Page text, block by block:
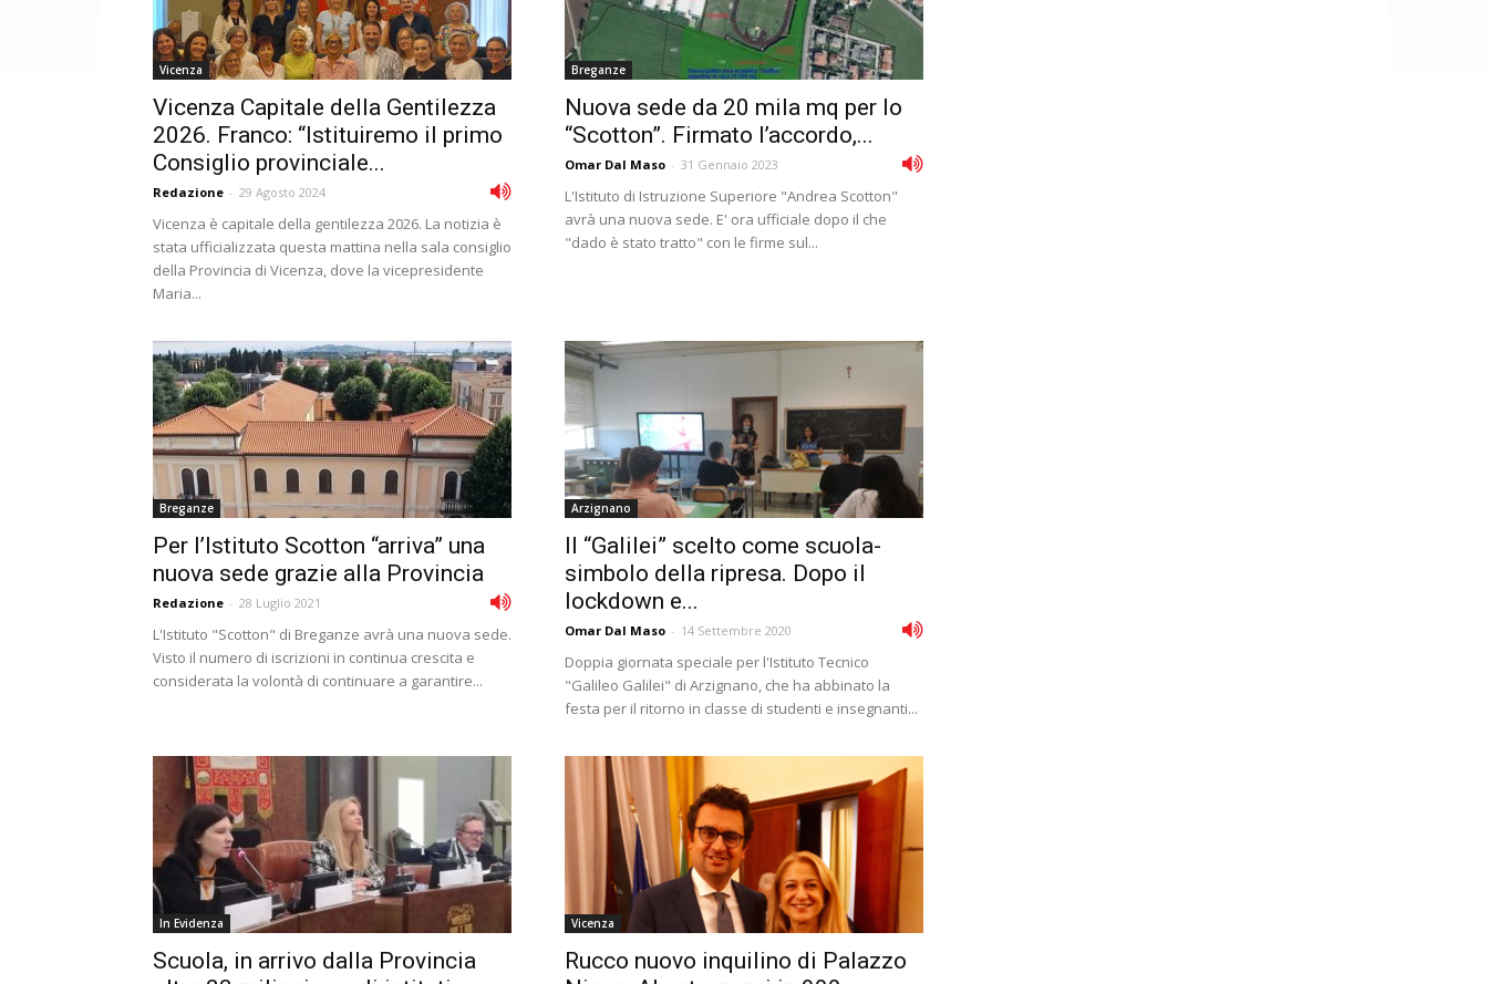
Vicenza
Vicenza Capitale della Gentilezza
2026. Franco: “Istituiremo il primo
Consiglio provinciale...
Redazione - 29 Agosto 2024
Vicenza è capitale della gentilezza 2026. La notizia è
stata ufficializzata questa mattina nella sala consiglio
della Provincia di Vicenza, dove la vicepresidente
Maria...
Breganze
Nuova sede da 20 mila mq per lo
“Scotton”. Firmato l’accordo,...
Omar Dal Maso - 31 Gennaio 2023
L'Istituto di Istruzione Superiore "Andrea Scotton"
avrà una nuova sede. E' ora ufficiale dopo il che
"dado è stato tratto" con le firme sul...
Breganze
Per l’Istituto Scotton “arriva” una
nuova sede grazie alla Provincia
Redazione - 28 Luglio 2021
L'Istituto "Scotton" di Breganze avrà una nuova sede.
Visto il numero di iscrizioni in continua crescita e
considerata la volontà di continuare a garantire...
Arzignano
Il “Galilei” scelto come scuola-
simbolo della ripresa. Dopo il
lockdown e...
Omar Dal Maso - 14 Settembre 2020
Doppia giornata speciale per l'Istituto Tecnico
"Galileo Galilei" di Arzignano, che ha abbinato la
festa per il ritorno in classe di studenti e insegnanti...
In Evidenza
Scuola, in arrivo dalla Provincia
Vicenza
Rucco nuovo inquilino di Palazzo